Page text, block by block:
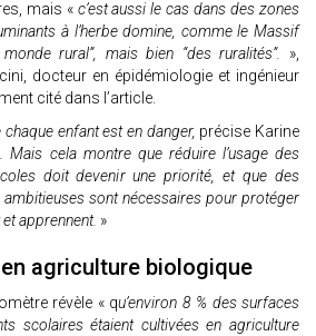
mais «c’est aussi le cas dans des zones
à l’herbe domine, comme le Massif
rural”, mais bien “des ruralités”. »,
docteur en épidémiologie et ingénieur
cité dans l’article.
enfant est en danger, précise Karine
Mais cela montre que réduire l’usage des
doit devenir une priorité, et que des
sont nécessaires pour protéger
apprennent. »
agriculture biologique
révèle « qu’environ 8 % des surfaces
scolaires étaient cultivées en agriculture